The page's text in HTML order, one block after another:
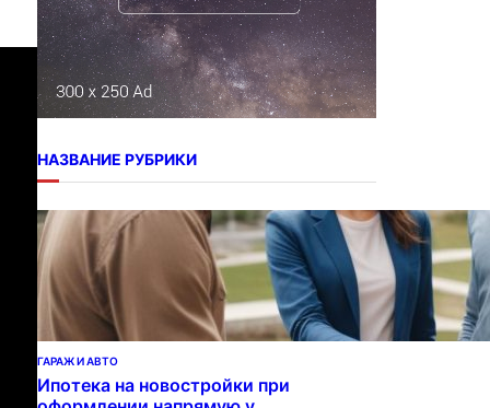
НАЗВАНИЕ РУБРИКИ
ГАРАЖ И АВТО
Ипотека на новостройки при